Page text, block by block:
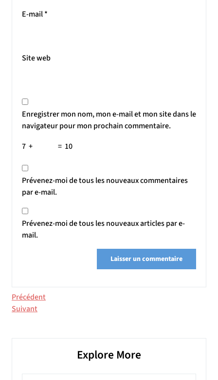
E-mail*
Site web
Enregistrer mon nom, mon e-mail et mon site dans le
navigateur pour mon prochain commentaire.
7 + = 10
Prévenez-moi de tous les nouveaux commentaires
par e-mail.
Prévenez-moi de tous les nouveaux articles par e-
mail.
Navigation
de
Article
précédent
Précédent
Article
Suivant
Explore More